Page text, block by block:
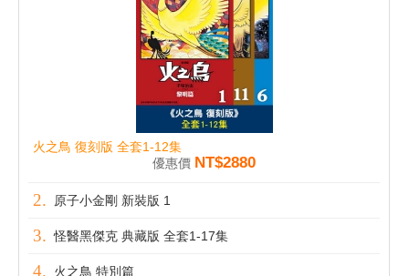
火之鳥 復刻版 全套1-12集
優惠價 NT$2880
原子小金剛 新裝版 1
怪醫黑傑克 典藏版 全套1-17集
火之鳥 特別篇